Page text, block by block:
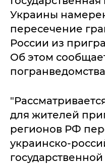
Украины
пересечение
России из
Об этом
для жителей
регионов РФ
украинско-